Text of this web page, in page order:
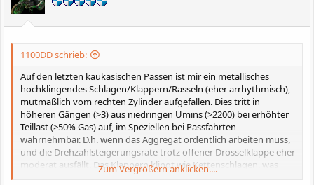
1100DD schrieb:
Auf den letzten kaukasischen Pässen ist mir ein metallisches
hochklingendes Schlagen/Klappern/Rasseln (eher arrhythmisch),
mutmaßlich vom rechten Zylinder aufgefallen. Dies tritt in
höheren Gängen (>3) aus niedringen Umins (>2200) bei erhöhter
Teillast (>50% Gas) auf, im Speziellen bei Passfahrten
wahrnehmbar. D.h. wenn das Aggregat ordentlich arbeiten muss,
und die Drehzahlsteigerungsrate trotz offener Drosselklappe eher
moderat ausfällt. Das Klappern klingt wie Kettenschlagen, was
eher eine akustische Besreibung denn eine Diagnose sein soll.
Zum Vergrößern anklicken....